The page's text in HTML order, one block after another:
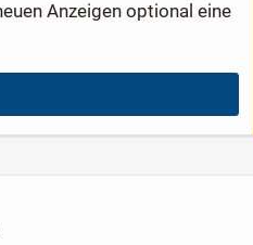
Anzeigen optional eine